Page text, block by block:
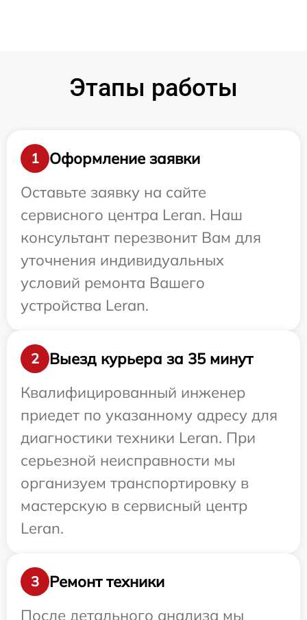
Этапы работы
1
Оформление заявки
Оставьте заявку на сайте
сервисного центра Leran. Наш
консультант перезвонит Вам для
уточнения индивидуальных
условий ремонта Вашего
устройства Leran.
2
Выезд курьера за 35 минут
Квалифицированный инженер
приедет по указанному адресу для
диагностики техники Leran. При
серьезной неисправности мы
организуем транспортировку в
мастерскую в сервисный центр
Leran.
3
Ремонт техники
После детального анализа мы